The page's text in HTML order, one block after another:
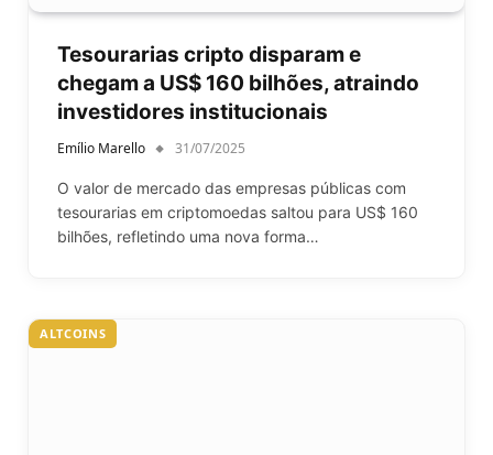
Tesourarias cripto disparam e
chegam a US$ 160 bilhões, atraindo
investidores institucionais
Emílio Marello 31/07/2025
O valor de mercado das empresas públicas com
tesourarias em criptomoedas saltou para US$ 160
bilhões, refletindo uma nova forma…
ALTCOINS